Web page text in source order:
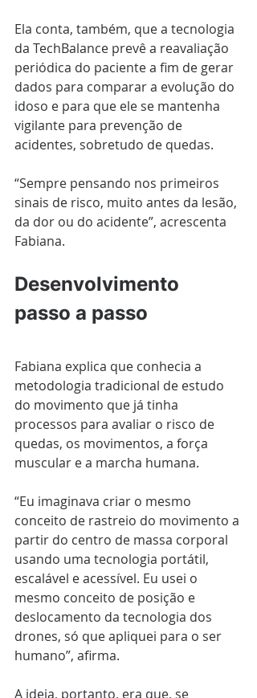
Ela conta, também, que a tecnologia
da TechBalance prevê a reavaliação
periódica do paciente a fim de gerar
dados para comparar a evolução do
idoso e para que ele se mantenha
vigilante para prevenção de
acidentes, sobretudo de quedas.
“Sempre pensando nos primeiros
sinais de risco, muito antes da lesão,
da dor ou do acidente”, acrescenta
Fabiana.
Desenvolvimento
passo a passo
Fabiana explica que conhecia a
metodologia tradicional de estudo
do movimento que já tinha
processos para avaliar o risco de
quedas, os movimentos, a força
muscular e a marcha humana.
“Eu imaginava criar o mesmo
conceito de rastreio do movimento a
partir do centro de massa corporal
usando uma tecnologia portátil,
escalável e acessível. Eu usei o
mesmo conceito de posição e
deslocamento da tecnologia dos
drones, só que apliquei para o ser
humano”, afirma.
A ideia, portanto, era que, se